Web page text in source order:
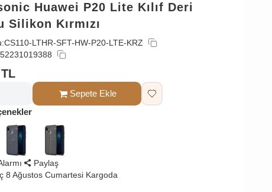
Huawei P20 Lite Kılıf Deri
Silikon Kırmızı
CS110-LTHR-SFT-HW-P20-LTE-KRZ
TL
Sepete Ekle
Paylaş
8 Ağustos Cumartesi Kargoda